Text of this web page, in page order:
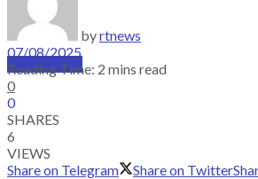
PRICING
SUBSCRIBE
byrtnews
07/08/2025
Reading Time: 2 mins read
0
0
SHARES
6
VIEWS
Share on Telegram
Share on Twitter